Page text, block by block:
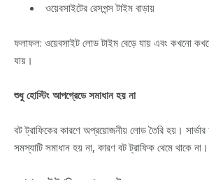
ওয়েবসাইটের রেসপন্স টাইম বাড়ায়
ফলাফল: ওয়েবসাইট লোড টাইম বেড়ে যায় এবং কখনো
যায়।
শুধু হোস্টিং আপগ্রেডে সমাধান হয় না
বট ট্রাফিকের কারণে অপ্রয়োজনীয় লোড তৈরি হয়।
সমস্যাটি সমাধান হয় না, কারণ বট ট্রাফিক থেমে থাকে না।